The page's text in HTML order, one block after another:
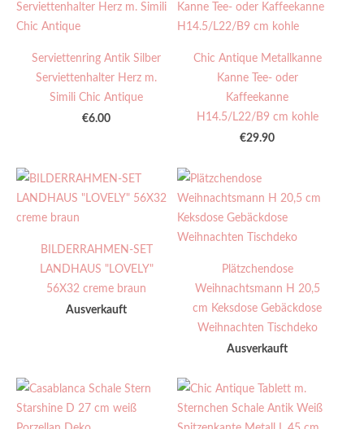
Serviettenring Antik Silber
Serviettenhalter Herz m.
Simili Chic Antique
€6.00
Chic Antique Metallkanne
Kanne Tee- oder
Kaffeekanne
H14.5/L22/B9 cm kohle
€29.90
BILDERRAHMEN-SET
LANDHAUS "LOVELY"
56X32 creme braun
Ausverkauft
Plätzchendose
Weihnachtsmann H 20,5
cm Keksdose Gebäckdose
Weihnachten Tischdeko
Ausverkauft